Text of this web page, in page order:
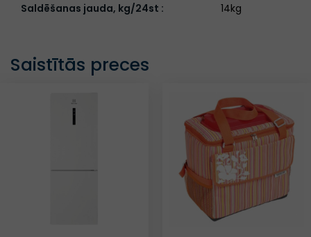
Saldēšanas jauda, kg/24st :
14kg
Saistītās preces